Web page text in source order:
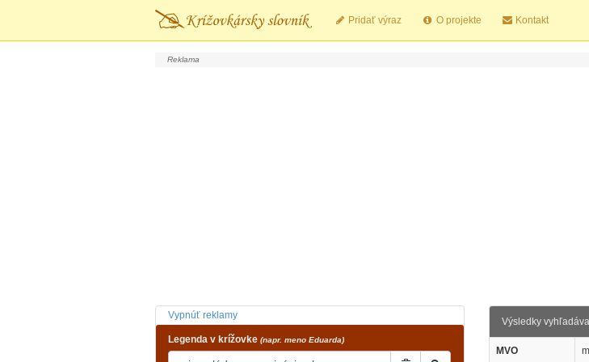
Pridať výraz O projekte Kontakt
Vypnúť reklamy
Legenda v krížovke (napr. meno Eduarda)
Výsledky
MVO